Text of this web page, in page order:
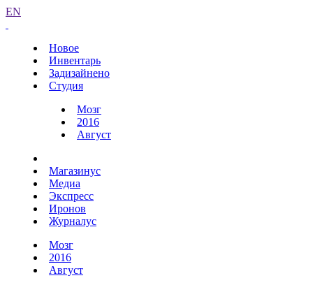
EN
Новое
Инвентарь
Задизайнено
Студия
Мозг
2016
Август
Магазинус
Медиа
Экспресс
Иронов
Журналус
Мозг
2016
Август